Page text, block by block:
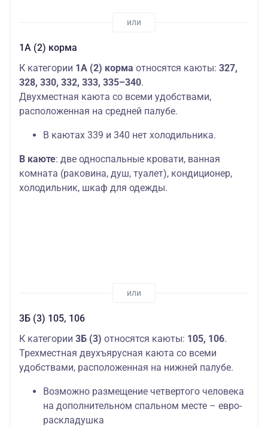
1А (2) корма
К категории 1А (2) корма относятся каюты: 327,
328, 330, 332, 333, 335–340.
Двухместная каюта со всеми удобствами,
расположенная на средней палубе.
В каютах 339 и 340 нет холодильника.
В каюте: две односпальные кровати, ванная
комната (раковина, душ, туалет), кондиционер,
холодильник, шкаф для одежды.
3Б (3) 105, 106
К категории 3Б (3) относятся каюты: 105, 106.
Трехместная двухъярусная каюта со всеми
удобствами, расположенная на нижней палубе.
Возможно размещение четвертого человека
на дополнительном спальном месте – евро-
раскладушка